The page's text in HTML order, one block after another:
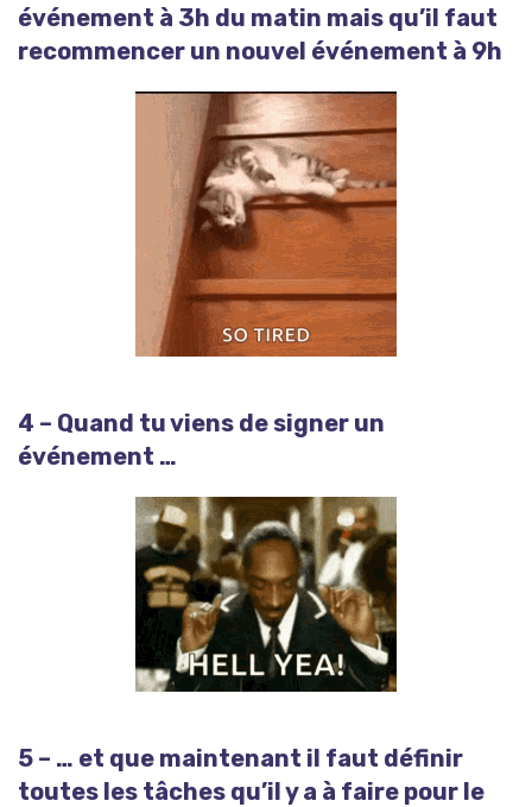
événement à 3h du matin mais qu’il faut
recommencer un nouvel événement à 9h
4 – Quand tu viens de signer un
événement …
5 – … et que maintenant il faut définir
toutes les tâches qu’il y a à faire pour le